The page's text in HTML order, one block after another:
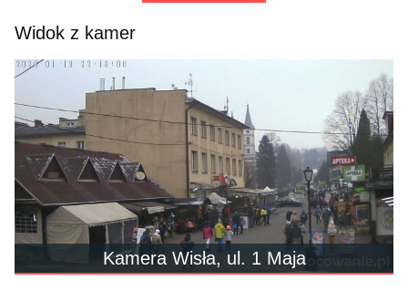
Widok z kamer
Kamera Wisła, ul. 1 Maja